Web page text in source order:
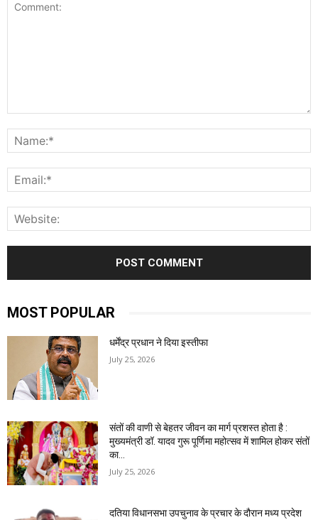
MOST POPULAR
धर्मेंद्र प्रधान ने दिया इस्तीफा
July 25, 2026
संतों की वाणी से बेहतर जीवन का मार्ग प्रशस्त होता है :
मुख्यमंत्री डॉ. यादव गुरू पूर्णिमा महोत्सव में शामिल होकर संतों
का...
July 25, 2026
दतिया विधानसभा उपचुनाव के प्रचार के दौरान मध्य प्रदेश